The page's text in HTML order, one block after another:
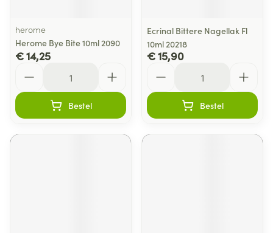
herome
Herome Bye Bite 10ml 2090
€ 14,25
Bestel
Ecrinal Bittere Nagellak Fl
10ml 20218
€ 15,90
Bestel